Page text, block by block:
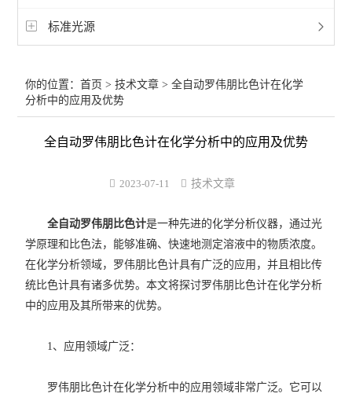
标准光源
你的位置：首页 >技术文章 > 全自动罗伟朋比色计在化学
分析中的应用及优势
全自动罗伟朋比色计在化学分析中的应用及优势
2023-07-11 技术文章
全自动罗伟朋比色计是一种先进的化学分析仪器，通过光
学原理和比色法，能够准确、快速地测定溶液中的物质浓度。
在化学分析领域，罗伟朋比色计具有广泛的应用，并且相比传
统比色计具有诸多优势。本文将探讨罗伟朋比色计在化学分析
中的应用及其所带来的优势。
1、应用领域广泛：
罗伟朋比色计在化学分析中的应用领域非常广泛。它可以